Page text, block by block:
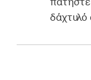
δάχτυλό